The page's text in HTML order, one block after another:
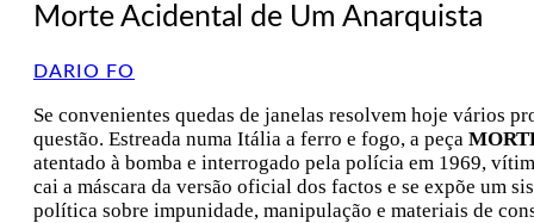
Morte Acidental de Um Anarquista
DARIO FO
Se convenientes quedas de janelas resolvem hoje vários
questão. Estreada numa Itália a ferro e fogo, a peça
atentado à bomba e interrogado pela polícia em 1969,
cai a máscara da versão oficial dos factos e se expõe um
política sobre impunidade, manipulação e materiais de